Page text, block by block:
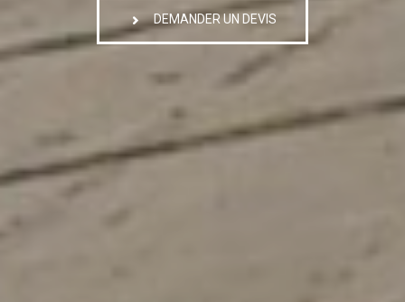
DEMANDER UN DEVIS